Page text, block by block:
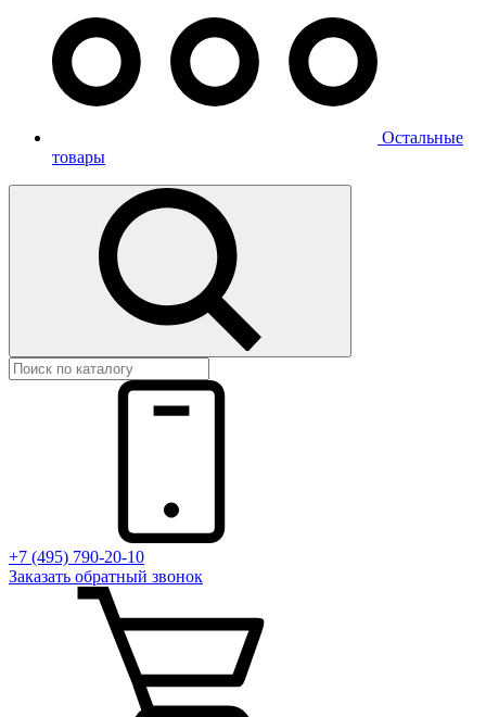
Остальные
товары
+7 (495) 790-20-10
Заказать обратный звонок